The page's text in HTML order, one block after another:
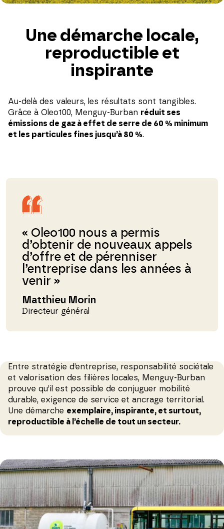
Une démarche locale,
reproductible et
inspirante
Au-delà des valeurs, les résultats sont tangibles.
Grâce à Oleo100, Menguy-Burban réduit ses
émissions de gaz à effet de serre de 60 % minimum
et les particules fines jusqu’à 80 %.
« Oleo100 nous a permis
d’obtenir de nouveaux appels
d’offre et de pérenniser
l’entreprise dans les années à
venir »
Matthieu Morin
Directeur général
Entre stratégie d’entreprise, responsabilité sociétale
et valorisation des filières locales, Menguy-Burban
prouve qu’il est possible de conjuguer mobilité
durable, exigence de service et ancrage territorial.
Une démarche exemplaire, inspirante, et surtout,
reproductible à l’échelle de tout un secteur.